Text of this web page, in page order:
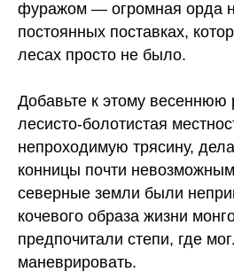
фуражом — огромная орда
постоянных поставках,
лесах просто не было.
Добавьте к этому весеннюю
лесисто-болотистая
непроходимую трясину,
конницы почти
северные земли были
кочевого образа жизни
предпочитали степи, где
маневрировать.